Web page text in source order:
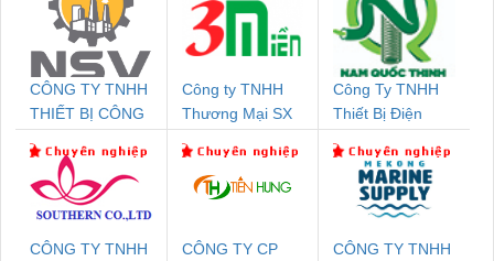
CÔNG TY TNHH
THIẾT BỊ CÔNG
SETSUBI VIỆT
NAM
Công ty TNHH
Thương Mại SX
Công Ty TNHH
Thiết Bị Điện
CÔNG TY TNHH
CÔNG TY CP
CÔNG TY TNHH